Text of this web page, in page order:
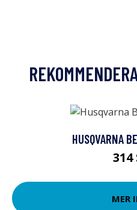
HUSQVARNA
314
MER